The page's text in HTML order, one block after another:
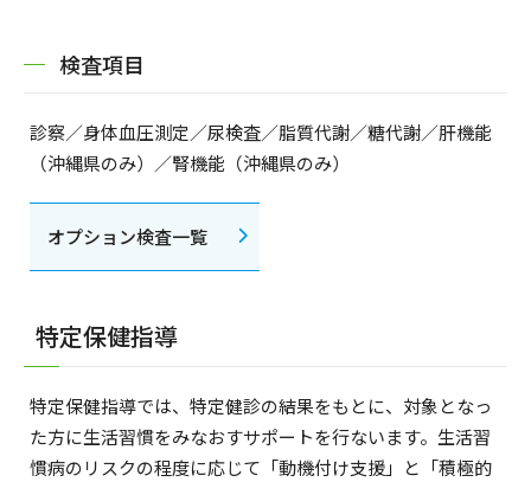
検査項目
診察／身体血圧測定／尿検査／脂質代謝／糖代謝／肝機能
（沖縄県のみ）／腎機能（沖縄県のみ）
オプション検査一覧
特定保健指導
特定保健指導では、特定健診の結果をもとに、対象となっ
た方に生活習慣をみなおすサポートを行ないます。生活習
慣病のリスクの程度に応じて「動機付け支援」と「積極的